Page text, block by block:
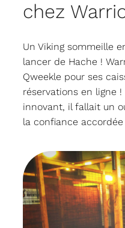
chez
Un Viking sommeille
lancer de Hache !
Qweekle pour ses
réservations en ligne
innovant, il fallait un
la confiance accordée